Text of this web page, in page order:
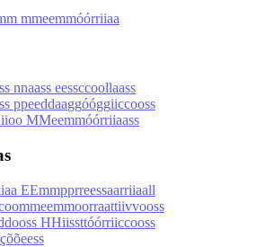
m mmeemmóórriiaa
ss nnaass eessccoollaass
ss ppeeddaaggóóggiiccooss
iioo MMeemmóórriiaass
iaa EEmmpprreessaarriiaall
oommeemmoorraattiivvooss
dooss HHiissttóórriiccooss
çõõeess